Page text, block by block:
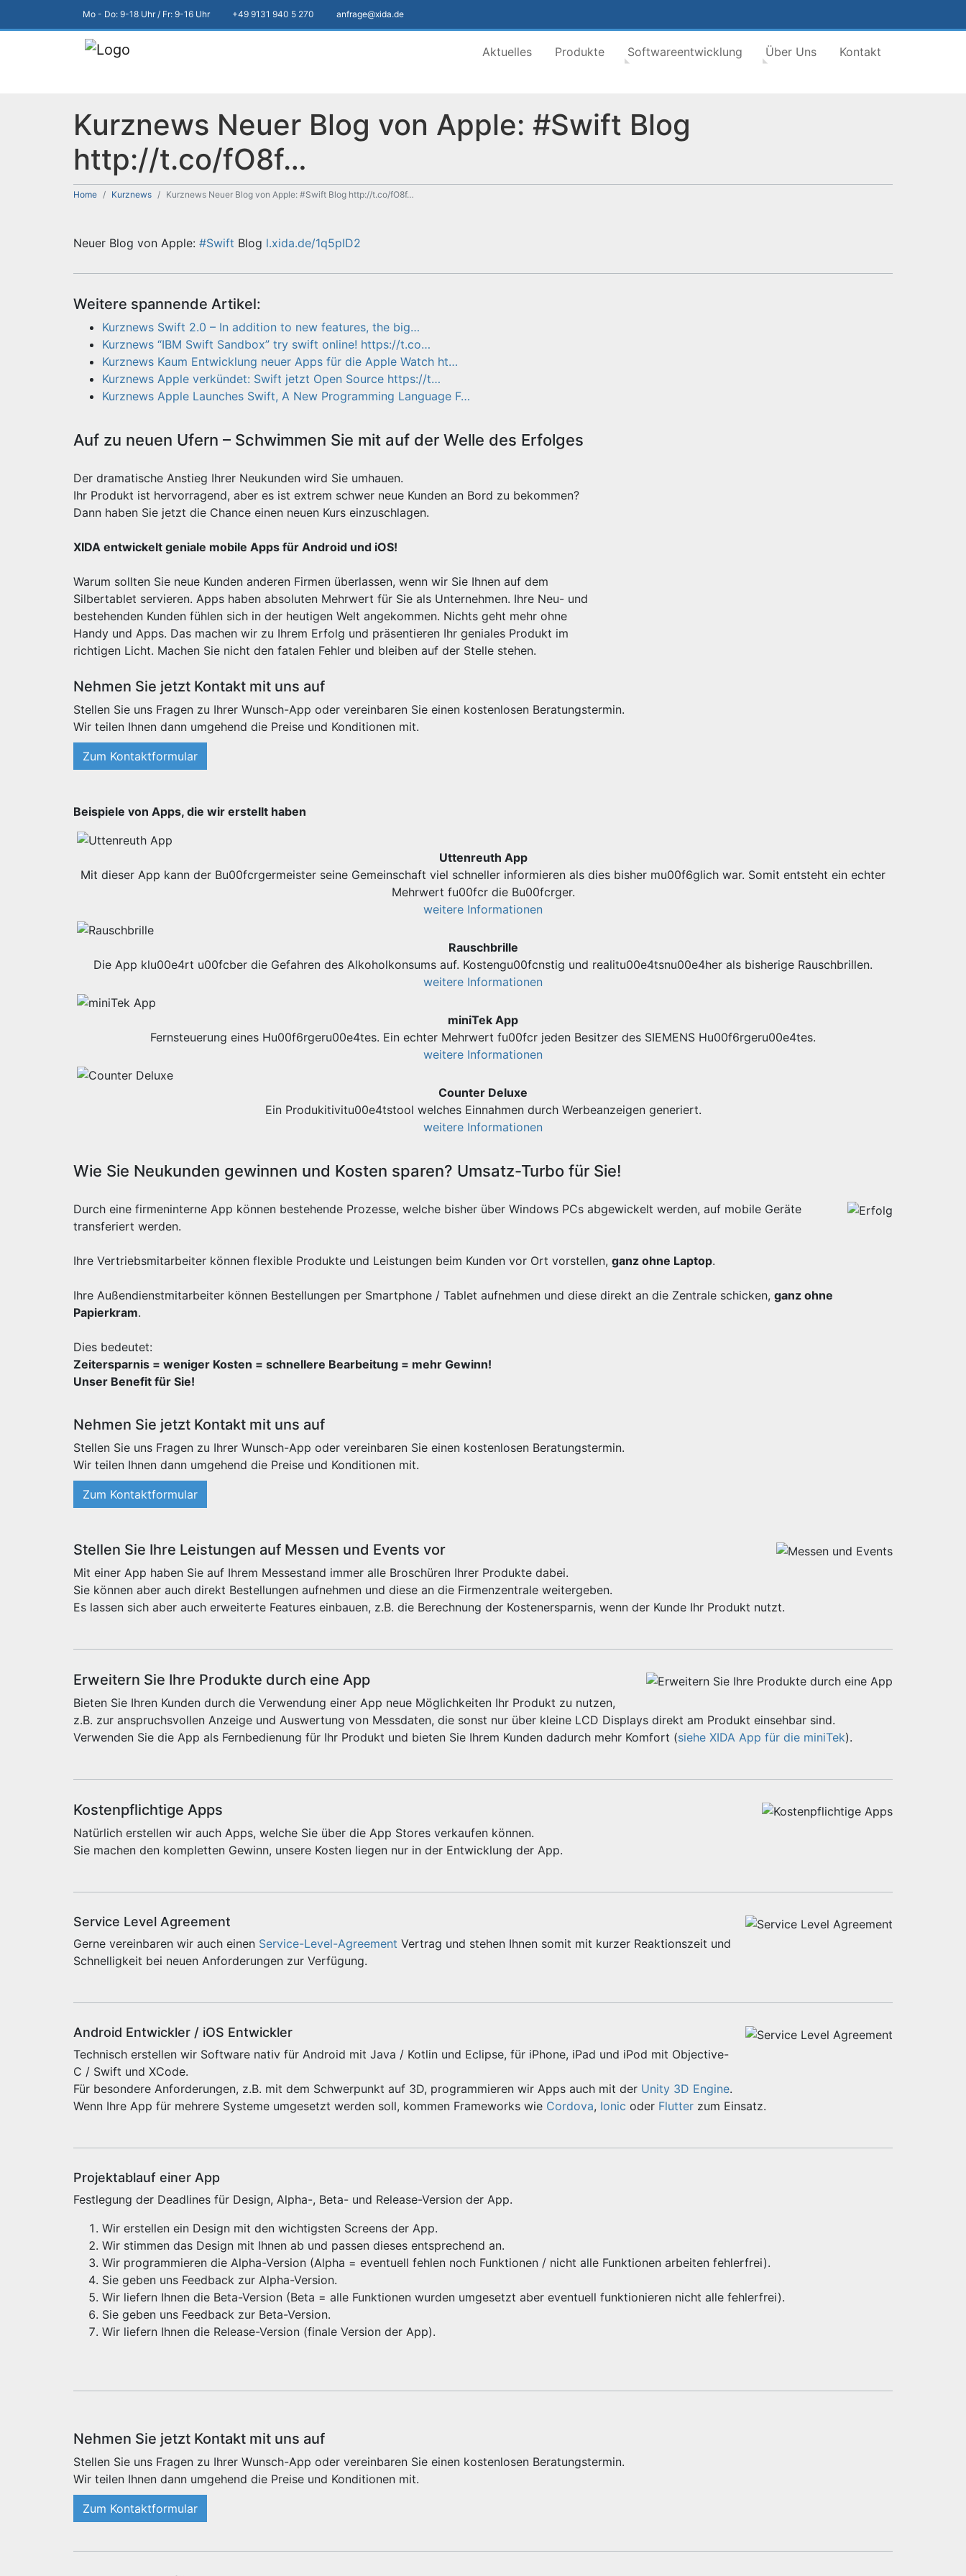
Mo - Do: 9-18 Uhr / Fr: 9-16 Uhr +49 9131 940 5 270 anfrage@xida.de
Aktuelles Produkte Softwareentwicklung Über Uns Kontakt
Kurznews Neuer Blog von Apple: #Swift Blog
http://t.co/fO8f…
Home Kurznews Kurznews Neuer Blog von Apple: #Swift Blog http://t.co/fO8f…
Neuer Blog von Apple: #Swift Blog l.xida.de/1q5pID2
Weitere spannende Artikel:
Kurznews Swift 2.0 – In addition to new features, the big…
Kurznews “IBM Swift Sandbox” try swift online! https://t.co…
Kurznews Kaum Entwicklung neuer Apps für die Apple Watch ht…
Kurznews Apple verkündet: Swift jetzt Open Source https://t…
Kurznews Apple Launches Swift, A New Programming Language F…
Auf zu neuen Ufern – Schwimmen Sie mit auf der Welle des Erfolges
Der dramatische Anstieg Ihrer Neukunden wird Sie umhauen.
Ihr Produkt ist hervorragend, aber es ist extrem schwer neue Kunden an Bord zu bekommen?
Dann haben Sie jetzt die Chance einen neuen Kurs einzuschlagen.
XIDA entwickelt geniale mobile Apps für Android und iOS!
Warum sollten Sie neue Kunden anderen Firmen überlassen, wenn wir Sie Ihnen auf dem
Silbertablet servieren. Apps haben absoluten Mehrwert für Sie als Unternehmen. Ihre Neu- und
bestehenden Kunden fühlen sich in der heutigen Welt angekommen. Nichts geht mehr ohne
Handy und Apps. Das machen wir zu Ihrem Erfolg und präsentieren Ihr geniales Produkt im
richtigen Licht. Machen Sie nicht den fatalen Fehler und bleiben auf der Stelle stehen.
Nehmen Sie jetzt Kontakt mit uns auf
Stellen Sie uns Fragen zu Ihrer Wunsch-App oder vereinbaren Sie einen kostenlosen Beratungstermin.
Wir teilen Ihnen dann umgehend die Preise und Konditionen mit.
Zum Kontaktformular
Beispiele von Apps, die wir erstellt haben
Uttenreuth App
Mit dieser App kann der Bu00fcrgermeister seine Gemeinschaft viel schneller informieren als dies bisher mu00f6glich war. Somit entsteht ein echter
Mehrwert fu00fcr die Bu00fcrger.
weitere Informationen
Rauschbrille
Die App klu00e4rt u00fcber die Gefahren des Alkoholkonsums auf. Kostengu00fcnstig und realitu00e4tsnu00e4her als bisherige Rauschbrillen.
weitere Informationen
miniTek App
Fernsteuerung eines Hu00f6rgeru00e4tes. Ein echter Mehrwert fu00fcr jeden Besitzer des SIEMENS Hu00f6rgeru00e4tes.
weitere Informationen
Counter Deluxe
Ein Produkitivitu00e4tstool welches Einnahmen durch Werbeanzeigen generiert.
weitere Informationen
Wie Sie Neukunden gewinnen und Kosten sparen? Umsatz-Turbo für Sie!
Durch eine firmeninterne App können bestehende Prozesse, welche bisher über Windows PCs abgewickelt werden, auf mobile Geräte
transferiert werden.
Ihre Vertriebsmitarbeiter können flexible Produkte und Leistungen beim Kunden vor Ort vorstellen, ganz ohne Laptop.
Ihre Außendienstmitarbeiter können Bestellungen per Smartphone / Tablet aufnehmen und diese direkt an die Zentrale schicken, ganz ohne
Papierkram.
Dies bedeutet:
Zeitersparnis = weniger Kosten = schnellere Bearbeitung = mehr Gewinn!
Unser Benefit für Sie!
Nehmen Sie jetzt Kontakt mit uns auf
Stellen Sie uns Fragen zu Ihrer Wunsch-App oder vereinbaren Sie einen kostenlosen Beratungstermin.
Wir teilen Ihnen dann umgehend die Preise und Konditionen mit.
Zum Kontaktformular
Stellen Sie Ihre Leistungen auf Messen und Events vor
Mit einer App haben Sie auf Ihrem Messestand immer alle Broschüren Ihrer Produkte dabei.
Sie können aber auch direkt Bestellungen aufnehmen und diese an die Firmenzentrale weitergeben.
Es lassen sich aber auch erweiterte Features einbauen, z.B. die Berechnung der Kostenersparnis, wenn der Kunde Ihr Produkt nutzt.
Erweitern Sie Ihre Produkte durch eine App
Bieten Sie Ihren Kunden durch die Verwendung einer App neue Möglichkeiten Ihr Produkt zu nutzen,
z.B. zur anspruchsvollen Anzeige und Auswertung von Messdaten, die sonst nur über kleine LCD Displays direkt am Produkt einsehbar sind.
Verwenden Sie die App als Fernbedienung für Ihr Produkt und bieten Sie Ihrem Kunden dadurch mehr Komfort (siehe XIDA App für die miniTek).
Kostenpflichtige Apps
Natürlich erstellen wir auch Apps, welche Sie über die App Stores verkaufen können.
Sie machen den kompletten Gewinn, unsere Kosten liegen nur in der Entwicklung der App.
Service Level Agreement
Gerne vereinbaren wir auch einen Service-Level-Agreement Vertrag und stehen Ihnen somit mit kurzer Reaktionszeit und
Schnelligkeit bei neuen Anforderungen zur Verfügung.
Android Entwickler / iOS Entwickler
Technisch erstellen wir Software nativ für Android mit Java / Kotlin und Eclipse, für iPhone, iPad und iPod mit Objective-
C / Swift und XCode.
Für besondere Anforderungen, z.B. mit dem Schwerpunkt auf 3D, programmieren wir Apps auch mit der Unity 3D Engine.
Wenn Ihre App für mehrere Systeme umgesetzt werden soll, kommen Frameworks wie Cordova, Ionic oder Flutter zum Einsatz.
Projektablauf einer App
Festlegung der Deadlines für Design, Alpha-, Beta- und Release-Version der App.
Wir erstellen ein Design mit den wichtigsten Screens der App.
Wir stimmen das Design mit Ihnen ab und passen dieses entsprechend an.
Wir programmieren die Alpha-Version (Alpha = eventuell fehlen noch Funktionen / nicht alle Funktionen arbeiten fehlerfrei).
Sie geben uns Feedback zur Alpha-Version.
Wir liefern Ihnen die Beta-Version (Beta = alle Funktionen wurden umgesetzt aber eventuell funktionieren nicht alle fehlerfrei).
Sie geben uns Feedback zur Beta-Version.
Wir liefern Ihnen die Release-Version (finale Version der App).
Nehmen Sie jetzt Kontakt mit uns auf
Stellen Sie uns Fragen zu Ihrer Wunsch-App oder vereinbaren Sie einen kostenlosen Beratungstermin.
Wir teilen Ihnen dann umgehend die Preise und Konditionen mit.
Zum Kontaktformular